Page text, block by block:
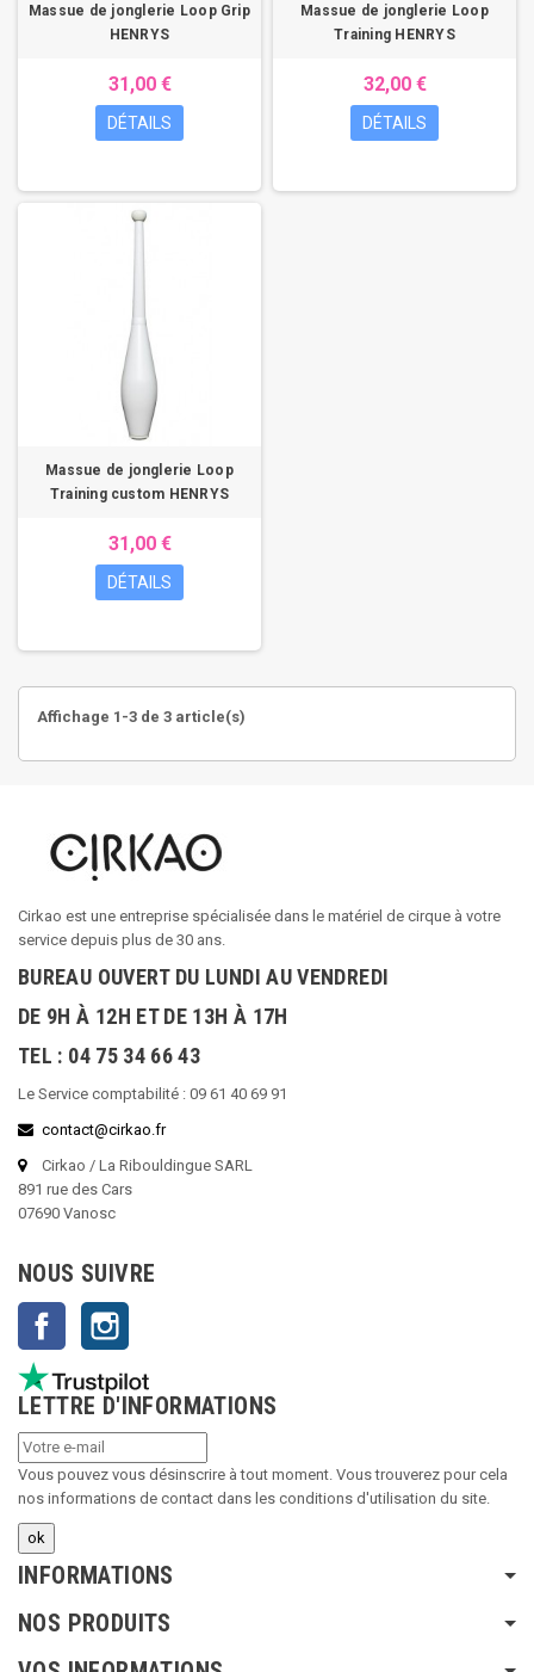
Massue de jonglerie Loop Grip
HENRYS
31,00 €
DÉTAILS
Massue de jonglerie Loop
Training HENRYS
32,00 €
DÉTAILS
Massue de jonglerie Loop
Training custom HENRYS
31,00 €
DÉTAILS
Affichage 1-3 de 3 article(s)
Cirkao est une entreprise spécialisée dans le matériel de cirque à votre
service depuis plus de 30 ans.
BUREAU OUVERT DU LUNDI AU VENDREDI
DE 9H À 12H ET DE 13H À 17H
TEL : 04 75 34 66 43
Le Service comptabilité : 09 61 40 69 91
contact@cirkao.fr
Cirkao / La Ribouldingue SARL
891 rue des Cars
07690 Vanosc
NOUS SUIVRE
Facebook
LETTRE D'INFORMATIONS
Vous pouvez vous désinscrire à tout moment. Vous trouverez pour cela
nos informations de contact dans les conditions d'utilisation du site.
INFORMATIONS
NOS PRODUITS